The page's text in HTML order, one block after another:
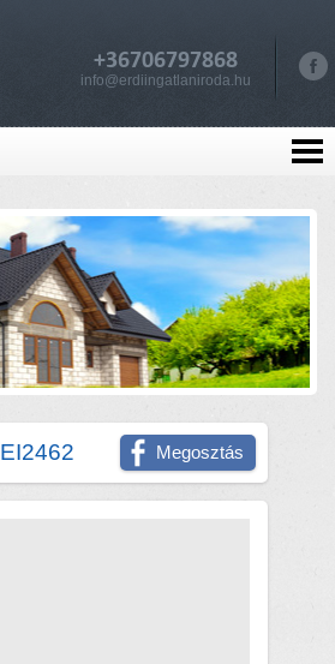
+36706797868
info@erdiingatlaniroda.hu
EI2462 Megosztás